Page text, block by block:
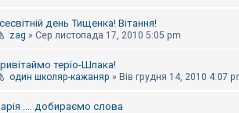
день Тищенка! Вітання!
zag » Сер листопада 17, 2010 5:05 pm
теріо-Шпака!
один школяр-кажаняр » Вів грудня 14, 2010 4:07
.... добираємо слова